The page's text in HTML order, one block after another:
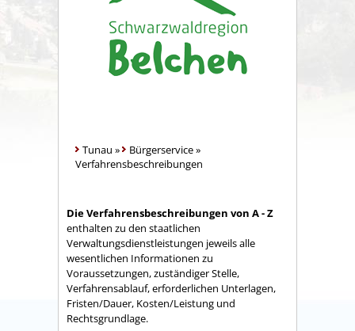
Tunau » Bürgerservice»
Verfahrensbeschreibungen
Die Verfahrensbeschreibungen von A - Z
enthalten zu den staatlichen
Verwaltungsdienstleistungen jeweils alle
wesentlichen Informationen zu
Voraussetzungen, zuständiger Stelle,
Verfahrensablauf, erforderlichen Unterlagen,
Fristen/Dauer, Kosten/Leistung und
Rechtsgrundlage.